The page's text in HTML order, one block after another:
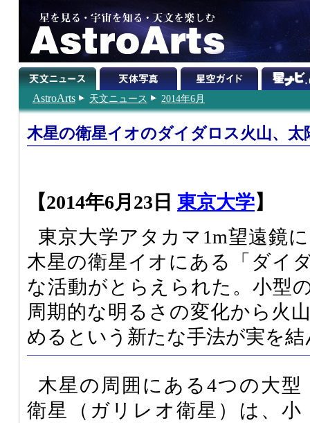
AstroArts 天文ニュース 2014年6月
木星の衛星イオのダイダロス火山、太
【2014年6月23日 東京大学】
東京大学アタカマ1m望遠鏡
木星の衛星イオにある「ダイ
な活動がとらえられた。小型
周期的な明るさの変化から火
めるという新たな手法が実を
木星の周囲にある4つの大型
衛星（ガリレオ衛星）は、小